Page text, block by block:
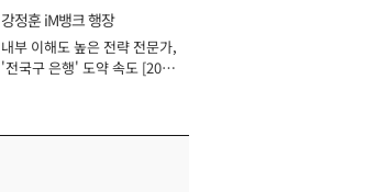
강정훈 iM뱅크 행장
내부 이해도 높은 전략 전문가,
'전국구 은행' 도약 속도 [2026